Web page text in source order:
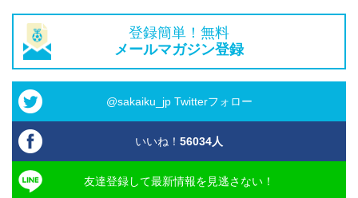
登録簡単！無料
メールマガジン登録
@sakaiku_jp Twitterフォロー
いいね！ 56034人
友達登録して最新情報を見逃さない！